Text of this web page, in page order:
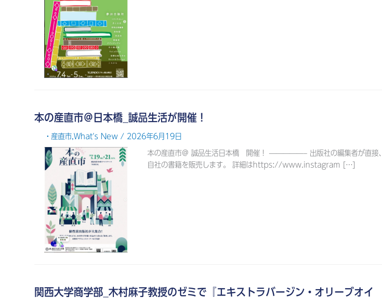
本の産直市＠日本橋_誠品生活が開催！
・産直市,What's New / 2026年6月19日
本の産直市＠ 誠品生活日本橋 開催！ —————– 出版社の編集者が直接、
自社の書籍を販売します。 詳細はhttps://www.instagram […]
関西大学商学部_木村麻子教授のゼミで『エキストラバージン・オリーブオイ